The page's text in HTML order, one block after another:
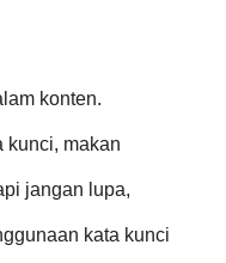
konten.
kunci, makan
jangan lupa,
kata kunci